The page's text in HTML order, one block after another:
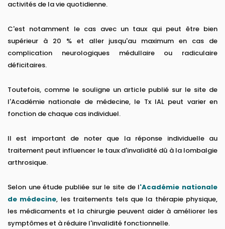
activités de la vie quotidienne.
C'est notamment le cas avec un taux qui peut être bien
supérieur à 20 % et aller jusqu'au maximum en cas de
complication neurologiques médullaire ou radiculaire
déficitaires.
Toutefois, comme le souligne un article publié sur le site de
l'Académie nationale de médecine, le Tx IAL peut varier en
fonction de chaque cas individuel.
Il est important de noter que la réponse individuelle au
traitement peut influencer le taux d'invalidité dû à la lombalgie
arthrosique.
Selon une étude publiée sur le site de l'Académie nationale
de médecine, les traitements tels que la thérapie physique,
les médicaments et la chirurgie peuvent aider à améliorer les
symptômes et à réduire l'invalidité fonctionnelle.